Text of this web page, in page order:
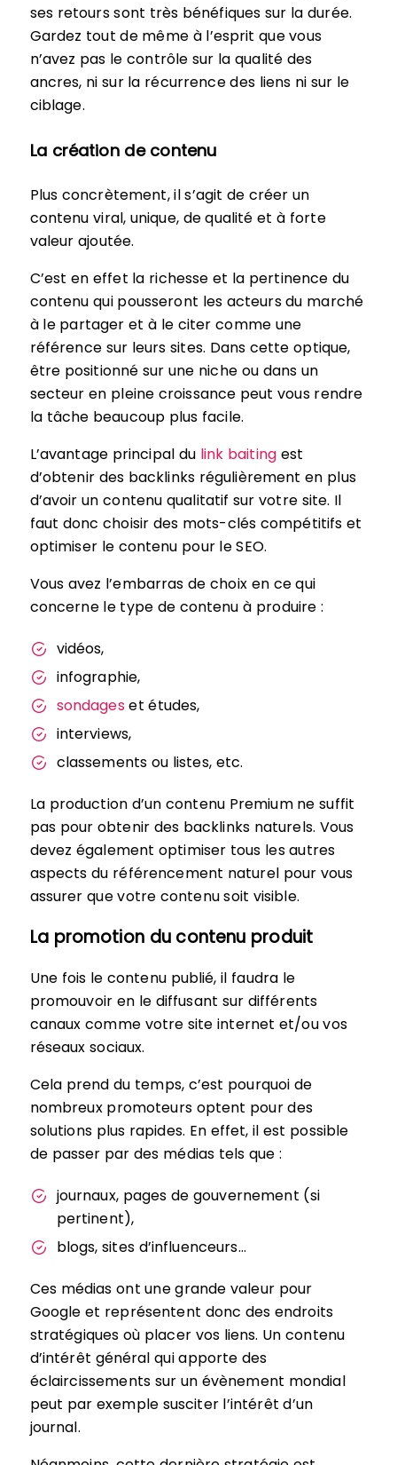
ses retours sont très bénéfiques sur la durée.
Gardez tout de même à l’esprit que vous
n’avez pas le contrôle sur la qualité des
ancres, ni sur la récurrence des liens ni sur le
ciblage.
La création de contenu
Plus concrètement, il s’agit de créer un
contenu viral, unique, de qualité et à forte
valeur ajoutée.
C’est en effet la richesse et la pertinence du
contenu qui pousseront les acteurs du marché
à le partager et à le citer comme une
référence sur leurs sites. Dans cette optique,
être positionné sur une niche ou dans un
secteur en pleine croissance peut vous rendre
la tâche beaucoup plus facile.
L’avantage principal du link baiting est
d’obtenir des backlinks régulièrement en plus
d’avoir un contenu qualitatif sur votre site. Il
faut donc choisir des mots-clés compétitifs et
optimiser le contenu pour le SEO.
Vous avez l’embarras de choix en ce qui
concerne le type de contenu à produire :
vidéos,
infographie,
sondageset études,
interviews,
classements ou listes, etc.
La production d’un contenu Premium ne suffit
pas pour obtenir des backlinks naturels. Vous
devez également optimiser tous les autres
aspects du référencement naturel pour vous
assurer que votre contenu soit visible.
La promotion du contenu produit
Une fois le contenu publié, il faudra le
promouvoir en le diffusant sur différents
canaux comme votre site internet et/ou vos
réseaux sociaux.
Cela prend du temps, c’est pourquoi de
nombreux promoteurs optent pour des
solutions plus rapides. En effet, il est possible
de passer par des médias tels que :
journaux, pages de gouvernement (si
pertinent),
blogs, sites d’influenceurs…
Ces médias ont une grande valeur pour
Google et représentent donc des endroits
stratégiques où placer vos liens. Un contenu
d’intérêt général qui apporte des
éclaircissements sur un évènement mondial
peut par exemple susciter l’intérêt d’un
journal.